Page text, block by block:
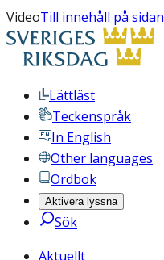
VideoTill innehåll på sidan
Lättläst
Teckenspråk
In English
Other languages
Ordbok
Aktivera lyssna
Sök
Aktuellt